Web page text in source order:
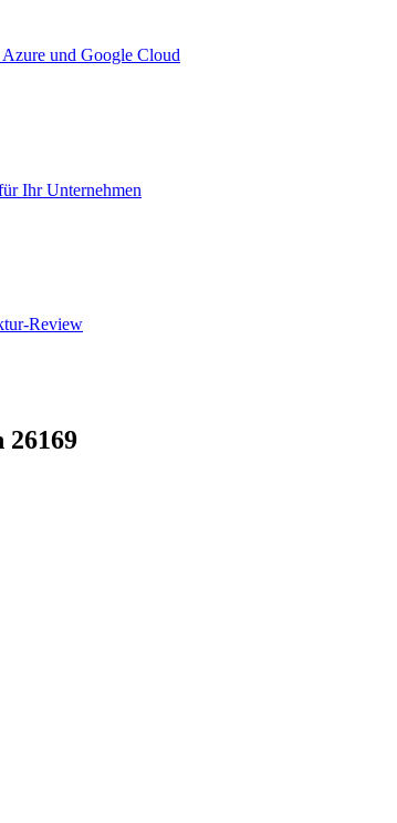
und Google Cloud
Ihr Unternehmen
Review
26169